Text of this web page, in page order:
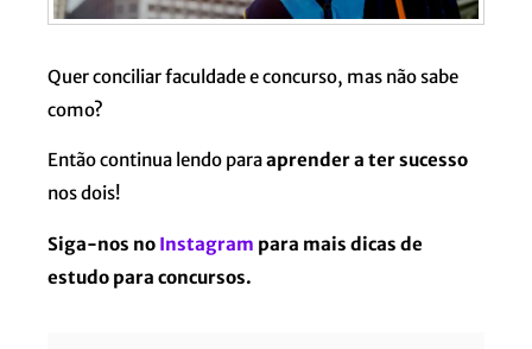
Quer conciliar faculdade e concurso, mas não sabe
como?
Então continua lendo paraaprender a ter sucesso
nos dois!
Siga-nos no Instagram para mais dicas de
estudo para concursos.